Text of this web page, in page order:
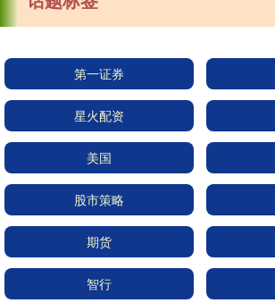
第一证券
星火配资
美国
股市策略
期货
智行